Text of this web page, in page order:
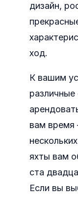
дизайн,
ход.
К вашим
вам время
яхты вам
ста
Если вы